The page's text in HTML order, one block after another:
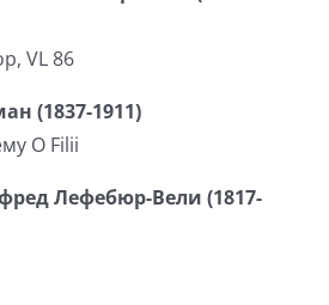
VL 86
(1837-1911)
O Filii
Лефебюр-Вели (1817-